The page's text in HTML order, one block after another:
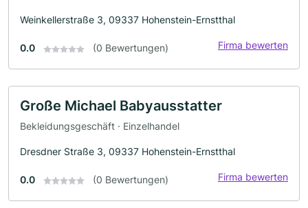
Weinkellerstraße 3, 09337 Hohenstein-Ernstthal
0.0 (0 Bewertungen) Firma bewerten
Große Michael Babyausstatter
Bekleidungsgeschäft · Einzelhandel
Dresdner Straße 3, 09337 Hohenstein-Ernstthal
0.0 (0 Bewertungen) Firma bewerten